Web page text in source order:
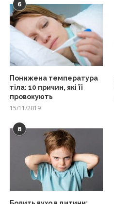
6
Понижена температура
тіла: 10 причин, які її
провокують
15/11/2019
8